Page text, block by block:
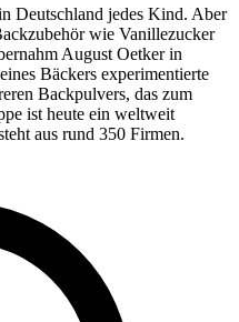
Deutschland jedes Kind. Aber
wie Vanillezucker
August Oetker in
Bäckers experimentierte
Backpulvers, das zum
ist heute ein weltweit
aus rund 350 Firmen.